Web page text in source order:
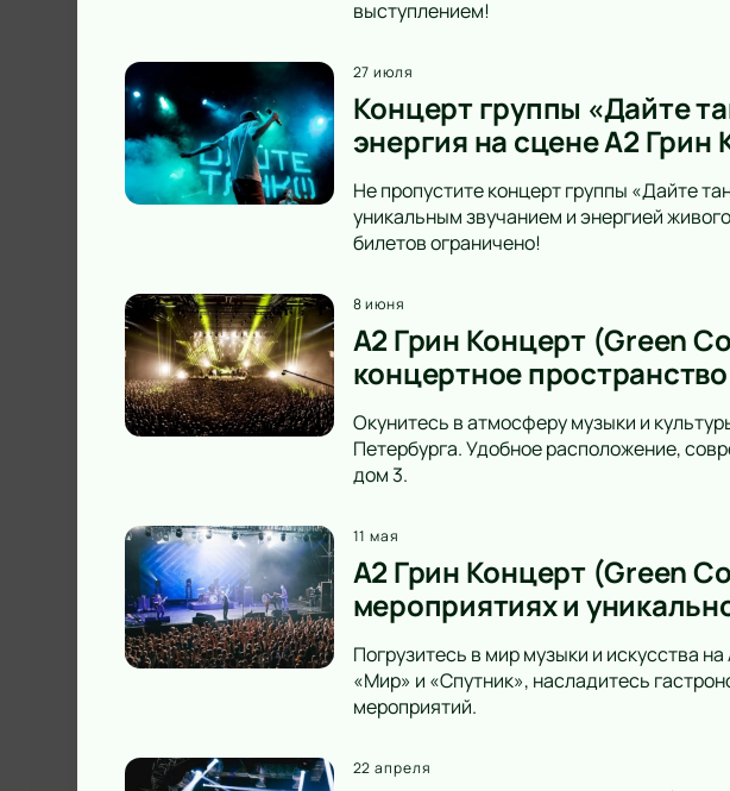
выступлением!
27 июля
Концерт группы «Дайте
энергия на сцене А2
Не пропустите концерт группы «Дайте
уникальным звучанием и энергией
билетов ограничено!
8 июня
A2 Грин Концерт (Green
концертное
Окунитесь в атмосферу музыки и
Петербурга. Удобное расположение,
дом 3.
11 мая
А2 Грин Концерт (Green
мероприятиях и
Погрузитесь в мир музыки и искусства
«Мир» и «Спутник», насладитесь
мероприятий.
22 апреля